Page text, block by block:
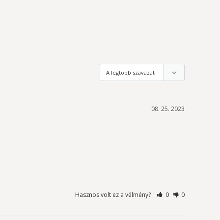
08. 25. 2023
Hasznos volt ez a vélmény? 0 0